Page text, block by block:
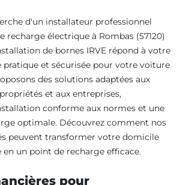
d'un installateur professionnel
recharge électrique à Rombas (57120)
de bornes IRVE répond à votre
pratique et sécurisée pour votre voiture
des solutions adaptées aux
et aux entreprises,
conforme aux normes et une
optimale. Découvrez comment nos
peuvent transformer votre domicile
un point de recharge efficace.
pour